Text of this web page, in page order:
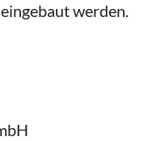
werden.